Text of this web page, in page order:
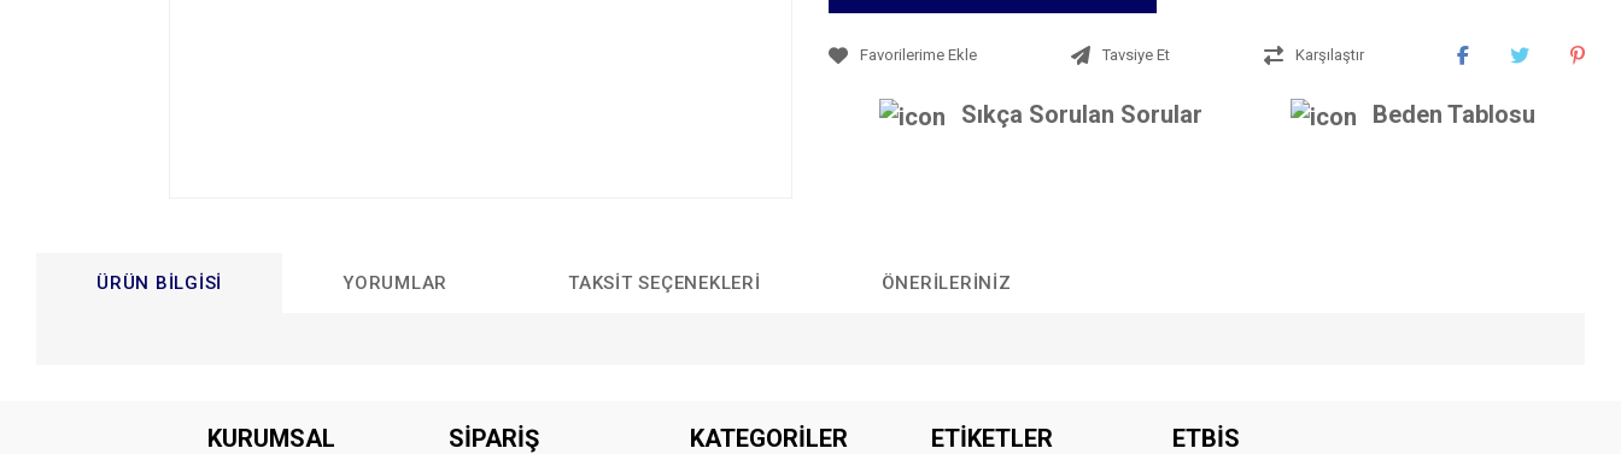
Tavsiye Et Karşılaştır
Sıkça Sorulan Sorular Beden Tablosu
ÜRÜN BILGISI YORUMLAR TAKSIT SEÇENEKLERI ÖNERILERINIZ
Bu ürüne ilk yorumu siz yapın!
KURUMSAL SİPARİŞ KATEGORİLER ETİKETLER ETBİS